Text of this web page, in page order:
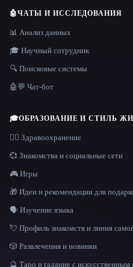
🤖ЧАТЫ И ИССЛЕДОВАНИЯ
📊 Анализ данных
🎓 Научный сотрудник
🔍 Поисковые системы
🤖💬 Чат-бот
🎓ОБРАЗОВАНИЕ И СТИЛЬ
👩‍⚕️ Здравоохранение
💞 Знакомства и социальные сети
🎮 Игры
🎁 Идеи и рекомендации для
🗣️ Изучение языка
💘 Профиль знакомств и линия
🎲 Развлечения и новинки
🔮 Таро и гадание с искусственным